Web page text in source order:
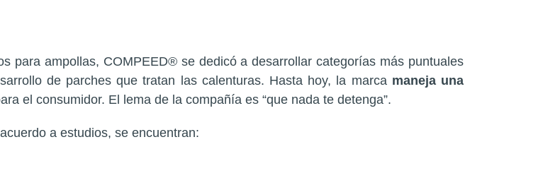
para ampollas, COMPEED® se dedicó a desarrollar categorías más puntuales
de parches que tratan las calenturas. Hasta hoy, la marca maneja una
el consumidor. El lema de la compañía es “que nada te detenga”.
a estudios, se encuentran: